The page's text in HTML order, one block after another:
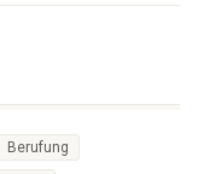
Berufung